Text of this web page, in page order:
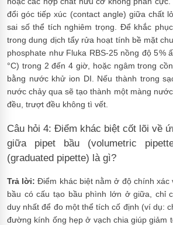
đổi góc tiếp xúc (contact angle) giữa chất
sai số thể tích nghiêm trọng. Để khắc
trong dung dịch tẩy rửa hoạt tính bề mặt
phosphate như Fluka RBS-25 nồng độ 5%
°C) trong 2 đến 4 giờ, hoặc ngâm trong
bằng nước khử ion DI. Nếu thành trong
nước chảy qua sẽ tạo thành một màng
đều, trượt đều không tì vết.
Câu hỏi 4: Điểm khác biệt cốt lõi về
giữa pipet bầu (volumetric
(graduated pipette) là gì?
Trả lời: Điểm khác biệt nằm ở độ chính xác
bầu có cấu tạo bầu phình lớn ở giữa, chỉ
duy nhất để đo một thể tích cố định (ví dụ:
đường kính ống hẹp ở vạch chia giúp giảm